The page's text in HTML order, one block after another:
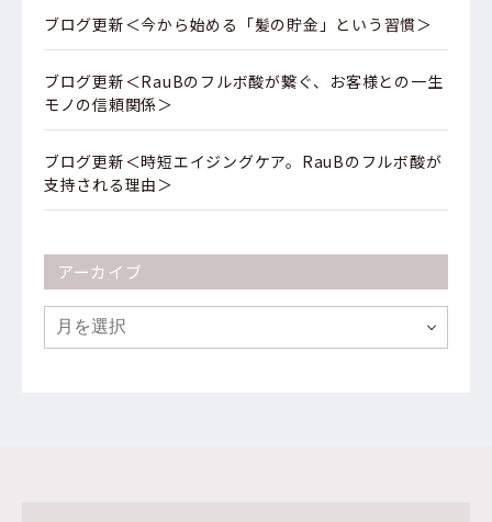
ブログ更新＜今から始める「髪の貯金」という習慣＞
ブログ更新＜RauBのフルボ酸が繋ぐ、お客様との一生
モノの信頼関係＞
ブログ更新＜時短エイジングケア。RauBのフルボ酸が
支持される理由＞
アーカイブ